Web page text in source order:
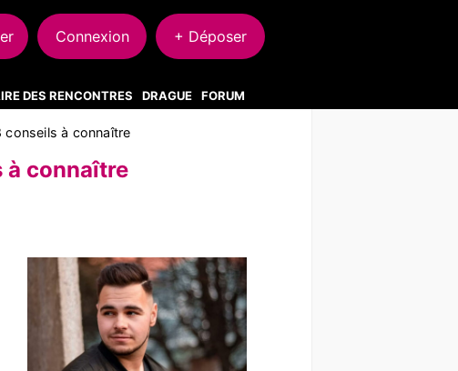
Connexion + Déposer
DES RENCONTRES DRAGUE FORUM
conseils à connaître
à connaître